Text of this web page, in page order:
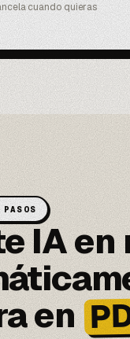
cuando quieras
IA
en